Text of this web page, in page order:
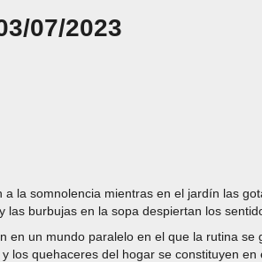
07/2023
la somnolencia mientras en el jardín las
burbujas en la sopa despiertan los
un mundo paralelo en el que la rutina se
los quehaceres del hogar se constituyen